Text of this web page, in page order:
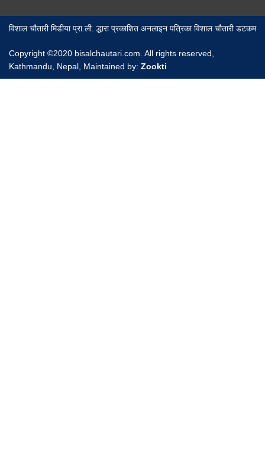
विशाल चौतारी मिडीया प्रा.ली. द्धारा प्रकाशित अनलाइन पत्रिका विशाल चौतारी डटकम
Copyright ©2020 bisalchautari.com. All rights reserved,
Kathmandu, Nepal, Maintained by: Zookti